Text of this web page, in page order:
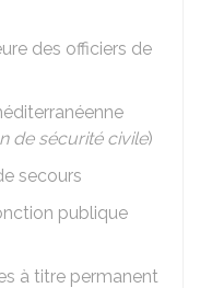
des officiers de
de sécurité civile)
secours
publique
à titre permanent